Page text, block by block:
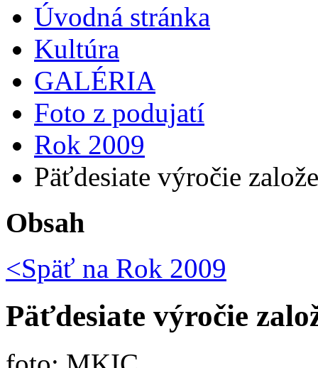
Úvodná stránka
Kultúra
GALÉRIA
Foto z podujatí
Rok 2009
Päťdesiate výročie
Obsah
<Späť na Rok 2009
Päťdesiate výročie